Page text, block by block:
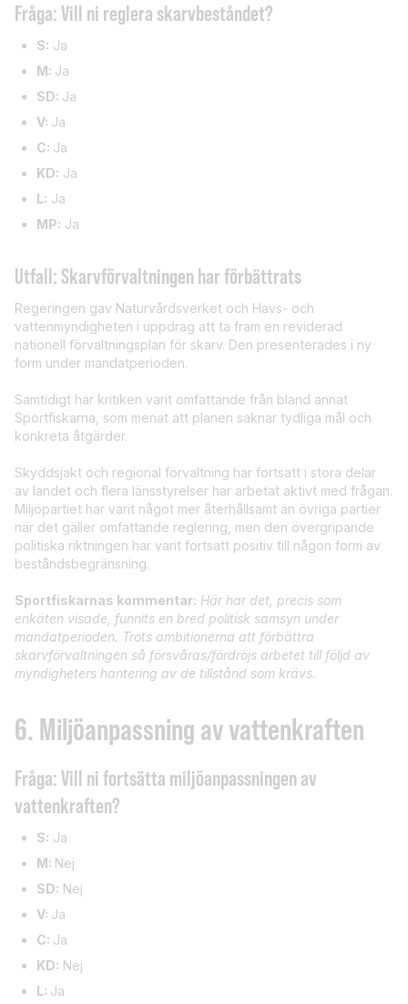
Fråga: Vill ni reglera skarvbeståndet?
S: Ja
M: Ja
SD: Ja
V: Ja
C: Ja
KD: Ja
L: Ja
MP: Ja
Utfall: Skarvförvaltningen har förbättrats
Regeringen gav Naturvårdsverket och Havs- och
vattenmyndigheten i uppdrag att ta fram en reviderad
nationell förvaltningsplan för skarv. Den presenterades i ny
form under mandatperioden.
Samtidigt har kritiken varit omfattande från bland annat
Sportfiskarna, som menat att planen saknar tydliga mål och
konkreta åtgärder.
Skyddsjakt och regional förvaltning har fortsatt i stora delar
av landet och flera länsstyrelser har arbetat aktivt med frågan.
Miljöpartiet har varit något mer återhållsamt än övriga partier
när det gäller omfattande reglering, men den övergripande
politiska riktningen har varit fortsatt positiv till någon form av
beståndsbegränsning.
Sportfiskarnas kommentar: Här har det, precis som
enkäten visade, funnits en bred politisk samsyn under
mandatperioden. Trots ambitionerna att förbättra
skarvförvaltningen så försvåras/fördröjs arbetet till följd av
myndigheters hantering av de tillstånd som krävs.
6. Miljöanpassning av vattenkraften
Fråga: Vill ni fortsätta miljöanpassningen av
vattenkraften?
S: Ja
M: Nej
SD: Nej
V: Ja
C: Ja
KD: Nej
L: Ja